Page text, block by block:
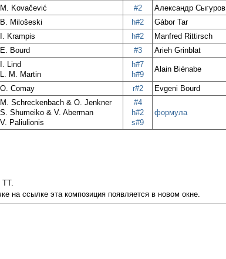
M. Kovačević #2
Александр Сыгуров
B. Milošeski h#2
Gábor Tar
I. Krampis h#2
Manfred Rittirsch
E. Bourd #3 Arieh Grinblat
I. Lind
L. M. Martin
h#7
h#9
Alain Biénabe
O. Comay r#2 Evgeni Bourd
M. Schreckenbach & O. Jenkner
S. Shumeiko & V. Aberman
V. Paliulionis
#4
h#2
s#9
формула
на ссылке эта композиция появляется в новом окне.